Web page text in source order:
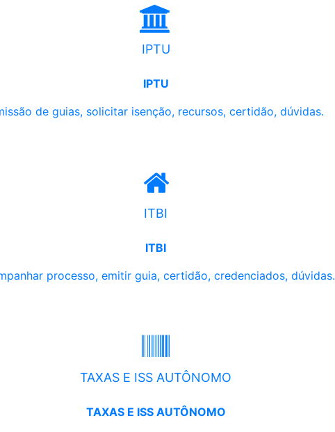
IPTU
IPTU
de guias, solicitar isenção, recursos, certidão, dúvidas.
ITBI
ITBI
processo, emitir guia, certidão, credenciados, dúvidas.
TAXAS E ISS AUTÔNOMO
TAXAS E ISS AUTÔNOMO